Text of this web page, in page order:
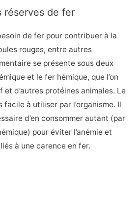
réserves de fer
de fer pour contribuer à la
rouges, entre autres
se présente sous deux
et le fer hémique, que l’on
d’autres protéines animales. Le
facile à utiliser par l’organisme. Il
d’en consommer autant (par
pour éviter l’anémie et
à une carence en fer.